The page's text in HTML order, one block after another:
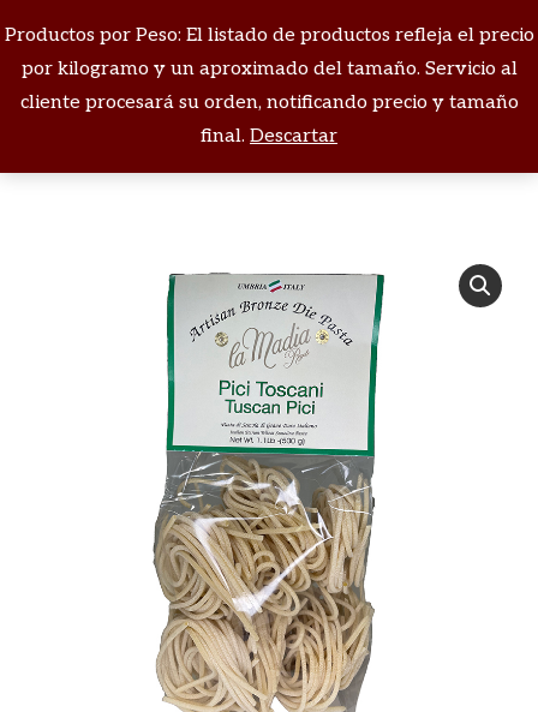
Productos por Peso: El listado de productos refleja el precio
por kilogramo y un aproximado del tamaño. Servicio al
cliente procesará su orden, notificando precio y tamaño
final. Descartar
Buscar:
Estás aquí: